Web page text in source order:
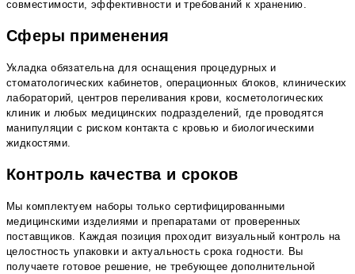
совместимости, эффективности и требований к хранению.
Сферы применения
Укладка обязательна для оснащения процедурных и
стоматологических кабинетов, операционных блоков, клинических
лабораторий, центров переливания крови, косметологических
клиник и любых медицинских подразделений, где проводятся
манипуляции с риском контакта с кровью и биологическими
жидкостями.
Контроль качества и сроков
Мы комплектуем наборы только сертифицированными
медицинскими изделиями и препаратами от проверенных
поставщиков. Каждая позиция проходит визуальный контроль на
целостность упаковки и актуальность срока годности. Вы
получаете готовое решение, не требующее дополнительной